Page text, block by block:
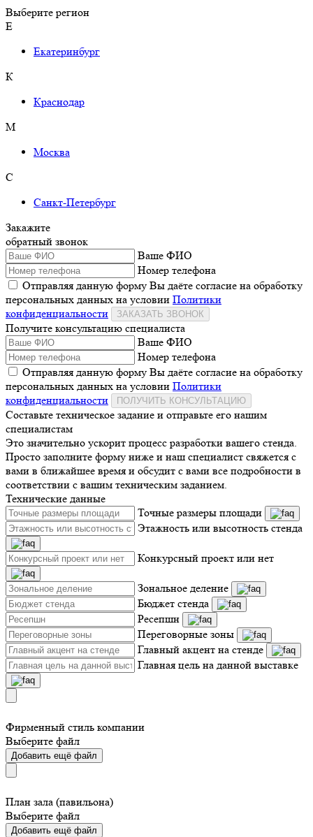
Выберите регион
Е
Екатеринбург
К
Краснодар
М
Москва
С
Санкт-Петербург
Закажите
обратный звонок
Ваше ФИО
Номер телефона
Отправляя данную форму Вы даёте согласие на обработку
персональных данных на условии Политики
конфиденциальности
ЗАКАЗАТЬ ЗВОНОК
Получите консультацию специалиста
Ваше ФИО
Номер телефона
Отправляя данную форму Вы даёте согласие на обработку
персональных данных на условии Политики
конфиденциальности
ПОЛУЧИТЬ КОНСУЛЬТАЦИЮ
Составьте техническое задание и отправьте его нашим
специалистам
Это значительно ускорит процесс разработки вашего стенда.
Просто заполните форму ниже и наш специалист свяжется с
вами в ближайшее время и обсудит с вами все подробности в
соответствии с вашим техническим заданием.
Технические данные
Точные размеры площади
Этажность или высотность стенда
Конкурсный проект или нет
Зональное деление
Бюджет стенда
Ресепшн
Переговорные зоны
Главный акцент на стенде
Главная цель на данной выставке
Фирменный стиль компании
Выберите файл
Добавить ещё файл
План зала (павильона)
Выберите файл
Добавить ещё файл